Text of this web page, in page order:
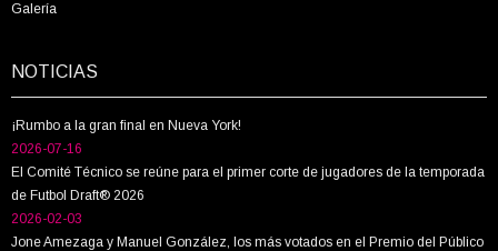
Galería
NOTICIAS
¡Rumbo a la gran final en Nueva York!
2026-07-16
El Comité Técnico se reúne para el primer corte de jugadores de la temporada
de Futbol Draft® 2026
2026-02-03
Jone Amezaga y Manuel González, los más votados en el Premio del Público